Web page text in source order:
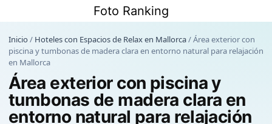
contenido
Foto Ranking
Inicio / Hoteles con Espacios de Relax en Mallorca/Área exterior con
piscina y tumbonas de madera clara en entorno natural para relajación
en Mallorca
Área exterior con piscina y
tumbonas de madera clara en
entorno natural para relajación